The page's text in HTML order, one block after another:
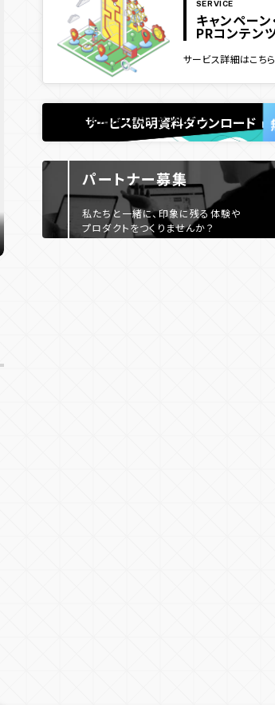
SERVICE
キャンペーン
PRコンテン
サービス詳細はこちら
サービス説明資料ダウンロード
パートナー募集
私たちと一緒に、印象に残る体験や
プロダクトをつくりませんか？